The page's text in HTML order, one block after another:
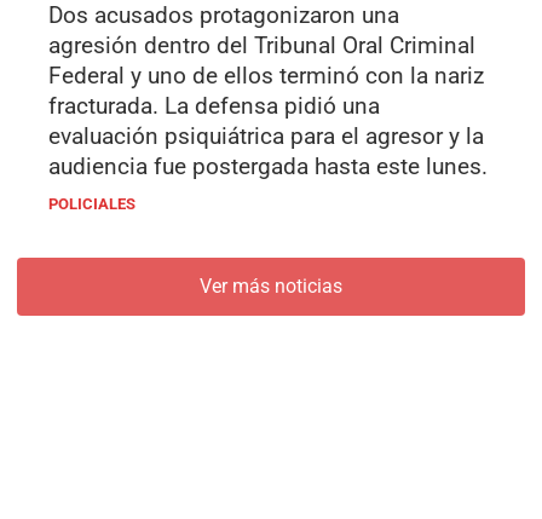
Dos acusados protagonizaron una
agresión dentro del Tribunal Oral Criminal
Federal y uno de ellos terminó con la nariz
fracturada. La defensa pidió una
evaluación psiquiátrica para el agresor y la
audiencia fue postergada hasta este lunes.
POLICIALES
Ver más noticias